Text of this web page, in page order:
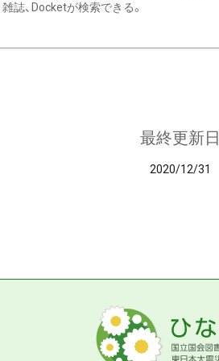
雑誌、Docketが検索できる。
最終更新日
2020/12/31